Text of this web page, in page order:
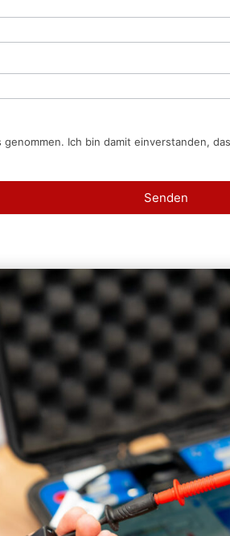
Ich bin damit einverstanden,
Senden